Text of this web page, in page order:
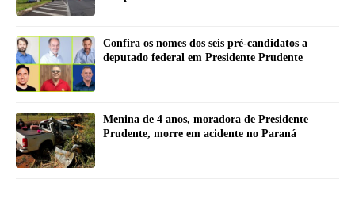
Confira os nomes dos seis pré-candidatos a
deputado federal em Presidente Prudente
Menina de 4 anos, moradora de Presidente
Prudente, morre em acidente no Paraná